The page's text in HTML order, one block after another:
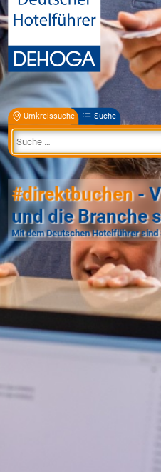
Umkreissuche Suche
#direktbuchen-
und die Branche
Mit dem Deutschen Hotelführer